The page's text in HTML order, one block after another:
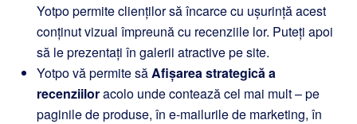
Yotpo permite clienților să încarce cu ușurință acest
conținut vizual împreună cu recenziile lor. Puteți apoi
să le prezentați în galerii atractive pe site.
Yotpo vă permite săAfișarea strategică a
recenziiloracolo unde contează cel mai mult – pe
paginile de produse, în e-mailurile de marketing, în